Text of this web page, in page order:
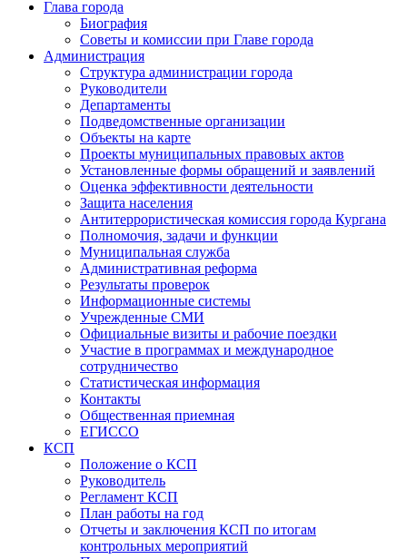
Глава города
Биография
Советы и комиссии при Главе города
Администрация
Структура администрации города
Руководители
Департаменты
Подведомственные организации
Объекты на карте
Проекты муниципальных правовых актов
Установленные формы обращений и заявлений
Оценка эффективности деятельности
Защита населения
Антитеррористическая комиссия города Кургана
Полномочия, задачи и функции
Муниципальная служба
Административная реформа
Результаты проверок
Информационные системы
Учрежденные СМИ
Официальные визиты и рабочие поездки
Участие в программах и международное
сотрудничество
Статистическая информация
Контакты
Общественная приемная
ЕГИССО
КСП
Положение о КСП
Руководитель
Регламент КСП
План работы на год
Отчеты и заключения КСП по итогам
контрольных мероприятий